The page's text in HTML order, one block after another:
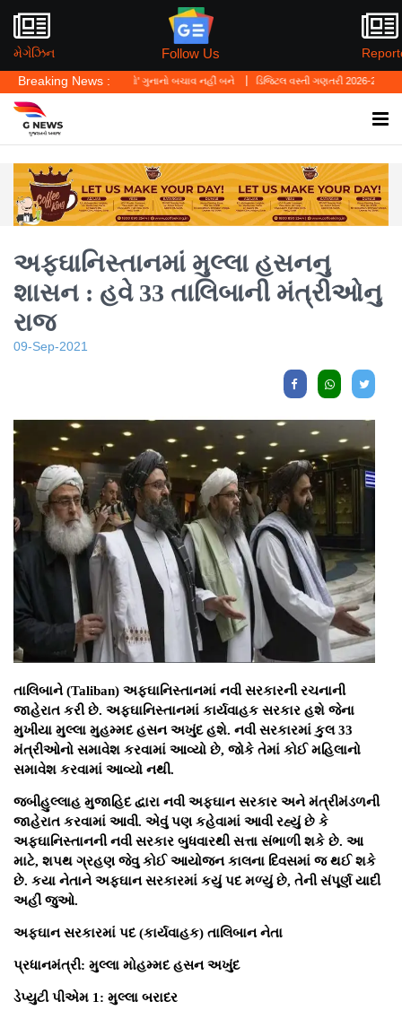
મેગેઝિન Follow Us
Breaking News :
લો' ગુનાનો બચાવ નહીં બને ડિજિટલ વસ્તી ગણતરી 2026-27નો પ્રારંભ, ઘર
અફઘાનિસ્તાનમાં મુલ્લા હસનનુ
શાસન : હવે 33 તાલિબાની મંત્રીઓનુ
રાજ
09-Sep-2021
તાલિબાને (Taliban) અફઘાનિસ્તાનમાં નવી સરકારની રચનાની
જાહેરાત કરી છે. અફઘાનિસ્તાનમાં કાર્યવાહક સરકાર હશે જેના
મુખીયા મુલ્લા મુહમ્મદ હસન અખુંદ હશે. નવી સરકારમાં કુલ 33
મંત્રીઓનો સમાવેશ કરવામાં આવ્યો છે, જોકે તેમાં કોઈ મહિલાનો
સમાવેશ કરવામાં આવ્યો નથી.
જબીહુલ્લાહ મુજાહિદ દ્વારા નવી અફઘાન સરકાર અને મંત્રીમંડળની
જાહેરાત કરવામાં આવી. એવું પણ કહેવામાં આવી રહ્યું છે કે
અફઘાનિસ્તાનની નવી સરકાર બુધવારથી સત્તા સંભાળી શકે છે. આ
માટે, શપથ ગ્રહણ જેવુ કોઈ આયોજન કાલના દિવસમાં જ થઈ શકે
છે. કયા નેતાને અફઘાન સરકારમાં કયું પદ મળ્યું છે, તેની સંપૂર્ણ યાદી
અહીં જુઓ.
અફઘાન સરકારમાં પદ (કાર્યવાહક) તાલિબાન નેતા
પ્રધાનમંત્રી: મુલ્લા મોહમ્મદ હસન અખુંદ
ડેપ્યુટી પીએમ 1: મુલ્લા બરાદર